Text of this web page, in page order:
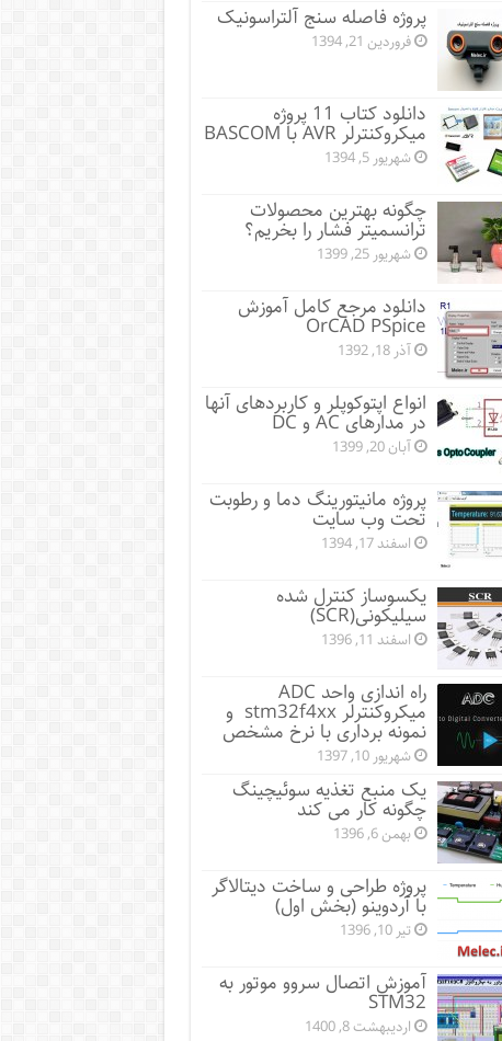
پروژه فاصله سنج آلتراسونیک
فروردین 21, 1394
دانلود کتاب 11 پروژه
میکروکنترلر AVR با BASCOM
شهریور 5, 1394
چگونه بهترین محصولات
ترانسمیتر فشار را بخریم؟
شهریور 25, 1399
دانلود مرجع کامل آموزش
OrCAD PSpice
آذر 18, 1392
انواع اپتوکوپلر و کاربردهای آنها
در مدارهای AC و DC
آبان 20, 1399
پروژه مانيتورينگ دما و رطوبت
تحت وب سایت
اسفند 17, 1394
یکسوساز کنترل شده
سیلیکونی(SCR)
اسفند 11, 1396
راه اندازی واحد ADC
میکروکنترلر stm32f4xx و
نمونه برداری با نرخ مشخص
شهریور 10, 1397
یک منبع تغذیه سوئیچینگ
چگونه کار می کند
بهمن 6, 1396
پروژه طراحی و ساخت دیتالاگر
با آردوینو (بخش اول)
تیر 10, 1396
آموزش اتصال سروو موتور به
STM32
اردیبهشت 8, 1400